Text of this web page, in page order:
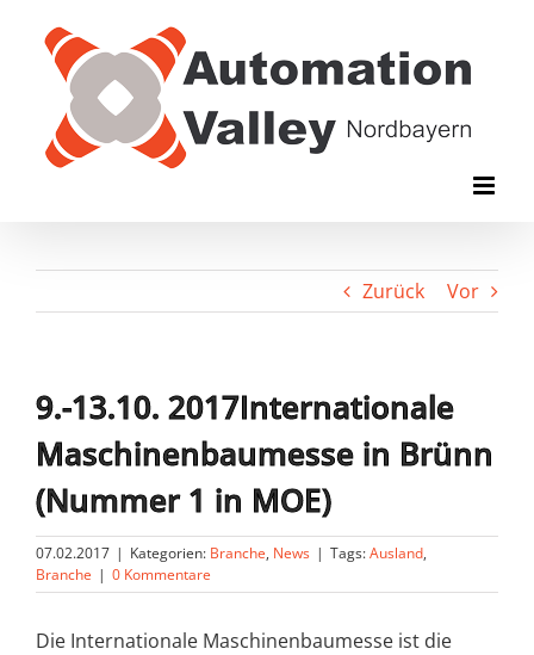
Inhalt
springen
Zurück Vor
9.-13.10. 2017Internationale
Maschinenbaumesse in Brünn
(Nummer 1 in MOE)
07.02.2017 | Kategorien: Branche, News | Tags:Ausland,
Branche | 0 Kommentare
Die Internationale Maschinenbaumesse ist die